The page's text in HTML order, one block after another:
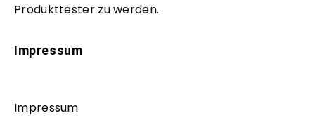
Produkttester zu werden.
Impressum
Impressum